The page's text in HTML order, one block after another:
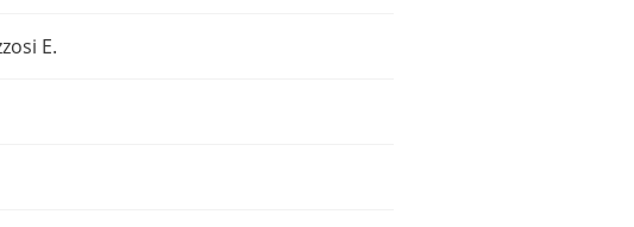
E.